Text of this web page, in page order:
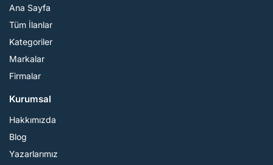
Ana Sayfa
Tüm İlanlar
Kategoriler
Markalar
Firmalar
Kurumsal
Hakkımızda
Blog
Yazarlarımız